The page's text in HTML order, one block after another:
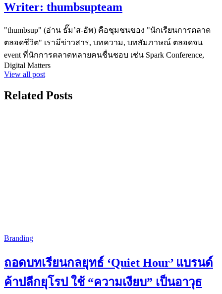
Writer: thumbsupteam
"thumbsup" (อ่าน ธั๊ม’ส-อัพ) คือชุมชนของ "นักเรียนการตลาด
ตลอดชีวิต" เรามีข่าวสาร, บทความ, บทสัมภาษณ์ ตลอดจน
event ที่นักการตลาดหลายคนชื่นชอบ เช่น Spark Conference,
Digital Matters
View all post
Related Posts
Branding
ถอดบทเรียนกลยุทธ์ ‘Quiet Hour’ แบรนด์
ค้าปลีกยุโรป ใช้ “ความเงียบ” เป็นอาวุธ